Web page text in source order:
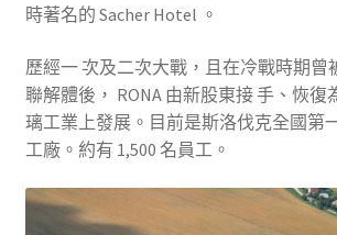
時著名的 Sacher Hotel 。
歷經一 次及二次大戰，且在冷戰時期曾
聯解體後， RONA 由新股東接 手、恢復
璃工業上發展。目前是斯洛伐克全國第
工廠。約有 1,500 名員工。